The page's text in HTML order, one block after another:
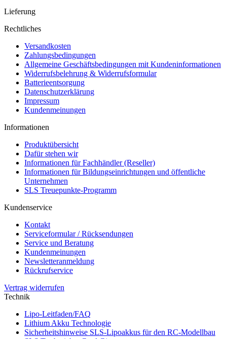
Lieferung
Rechtliches
Versandkosten
Zahlungsbedingungen
Allgemeine Geschäftsbedingungen mit Kundeninformationen
Widerrufsbelehrung & Widerrufsformular
Batterieentsorgung
Datenschutzerklärung
Impressum
Kundenmeinungen
Informationen
Produktübersicht
Dafür stehen wir
Informationen für Fachhändler (Reseller)
Informationen für Bildungseinrichtungen und öffentliche
Unternehmen
SLS Treuepunkte-Programm
Kundenservice
Kontakt
Serviceformular / Rücksendungen
Service und Beratung
Kundenmeinungen
Newsletteranmeldung
Rückrufservice
Vertrag widerrufen
Technik
Lipo-Leitfaden/FAQ
Lithium Akku Technologie
Sicherheitshinweise SLS-Lipoakkus für den RC-Modellbau